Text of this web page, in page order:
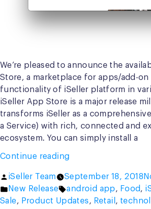
We’re pleased to announce the
Store, a marketplace for apps/add-
functionality of iSeller platform in
iSeller App Store is a major release
transforms iSeller as a
a Service) with rich, connected and
ecosystem. You can simply install a
Continue reading“Power
your
productivity
with
Posted
by
iSeller Team September 18, 2018
Posted
in
New Release Tags:
android app, Food,
Sale, Product Updates, Retail ,